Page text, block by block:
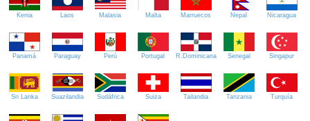
Kenia Laos Malasia Malta Marruecos Nepal Nicaragua
Panamá Paraguay Perú Portugal R.Dominicana Senegal Singapur
Sri Lanka Suazilandia Sudáfrica Suiza Tailandia Tanzania Turquía